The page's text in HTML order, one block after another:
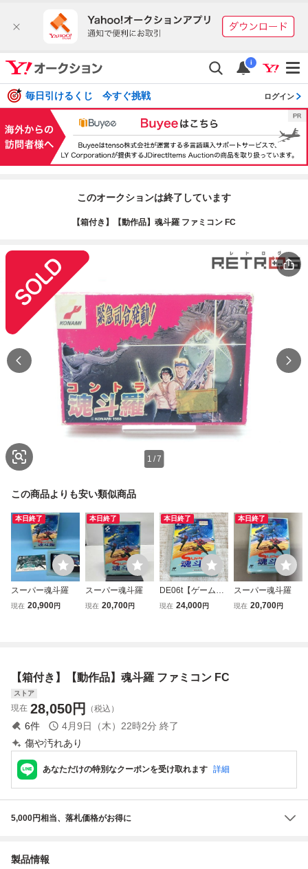
i
毎日引けるくじ 今すぐ挑戦 ログイン
このオークションは終了しています
【箱付き】【動作品】魂斗羅 ファミコン FC
1 /7
この商品よりも安い類似商品
本日終了
スーパー魂斗羅
現在 20,900円
本日終了
スーパー魂斗羅
現在 20,700円
本日終了
DE06t【ゲーム】
FC ファミリーコ
現在 24,000円
本日終了
スーパー魂斗羅
現在 20,700円
【箱付き】【動作品】魂斗羅 ファミコン FC
ストア
現在 28,050円 （税込）
6件 4月9日（木）22時2分 終了
傷や汚れあり
あなただけの特別なクーポンを受け取れます 詳細
5,000円相当、落札価格がお得に
製品情報